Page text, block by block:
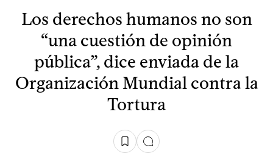
Los derechos humanos no son
“una cuestión de opinión
pública”, dice enviada de la
Organización Mundial contra la
Tortura